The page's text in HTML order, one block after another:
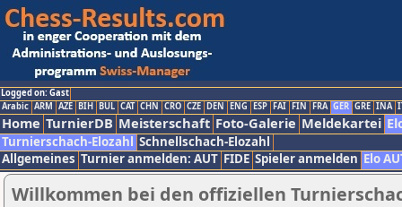
Logged on: Gast
Arabic ARM AZE BIH BUL CAT CHN CRO CZE DEN ENG ESP FAI FIN FRA GER GRE INA
Home TurnierDB Meisterschaft Foto-Galerie Meldekartei
Turnierschach-Elozahl Schnellschach-Elozahl
Allgemeines Turnier anmelden: AUT FIDE Spieler anmelden Elo
Willkommen bei den offiziellen